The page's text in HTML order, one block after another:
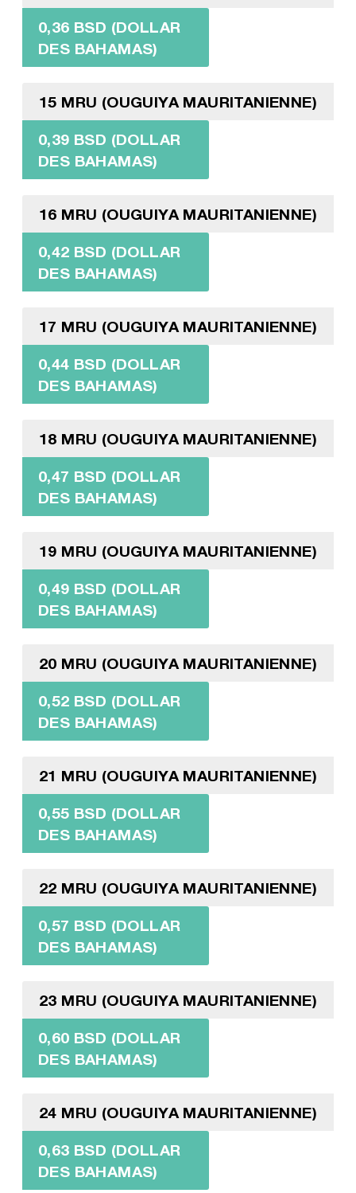
0,36 BSD (DOLLAR
DES BAHAMAS)
15 MRU (OUGUIYA MAURITANIENNE)
0,39 BSD (DOLLAR
DES BAHAMAS)
16 MRU (OUGUIYA MAURITANIENNE)
0,42 BSD (DOLLAR
DES BAHAMAS)
17 MRU (OUGUIYA MAURITANIENNE)
0,44 BSD (DOLLAR
DES BAHAMAS)
18 MRU (OUGUIYA MAURITANIENNE)
0,47 BSD (DOLLAR
DES BAHAMAS)
19 MRU (OUGUIYA MAURITANIENNE)
0,49 BSD (DOLLAR
DES BAHAMAS)
20 MRU (OUGUIYA MAURITANIENNE)
0,52 BSD (DOLLAR
DES BAHAMAS)
21 MRU (OUGUIYA MAURITANIENNE)
0,55 BSD (DOLLAR
DES BAHAMAS)
22 MRU (OUGUIYA MAURITANIENNE)
0,57 BSD (DOLLAR
DES BAHAMAS)
23 MRU (OUGUIYA MAURITANIENNE)
0,60 BSD (DOLLAR
DES BAHAMAS)
24 MRU (OUGUIYA MAURITANIENNE)
0,63 BSD (DOLLAR
DES BAHAMAS)